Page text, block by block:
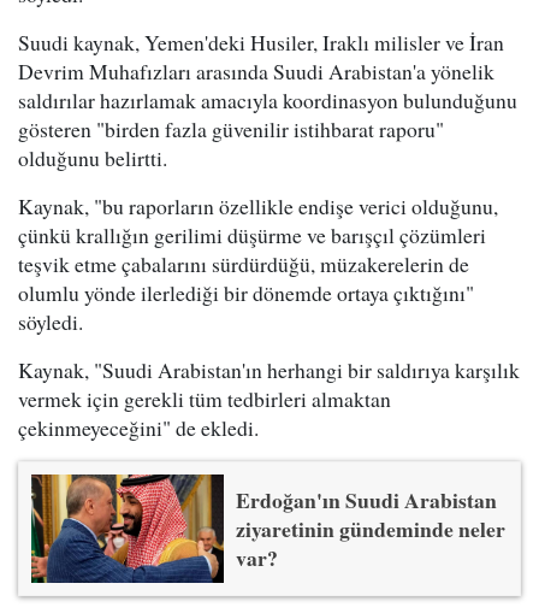
Suudi kaynak, Yemen'deki Husiler, Iraklı milisler ve İran
Devrim Muhafızları arasında Suudi Arabistan'a yönelik
saldırılar hazırlamak amacıyla koordinasyon bulunduğunu
gösteren "birden fazla güvenilir istihbarat raporu"
olduğunu belirtti.
Kaynak, "bu raporların özellikle endişe verici olduğunu,
çünkü krallığın gerilimi düşürme ve barışçıl çözümleri
teşvik etme çabalarını sürdürdüğü, müzakerelerin de
olumlu yönde ilerlediği bir dönemde ortaya çıktığını"
söyledi.
Kaynak, "Suudi Arabistan'ın herhangi bir saldırıya karşılık
vermek için gerekli tüm tedbirleri almaktan
çekinmeyeceğini" de ekledi.
Erdoğan'ın Suudi Arabistan
ziyaretinin gündeminde neler
var?